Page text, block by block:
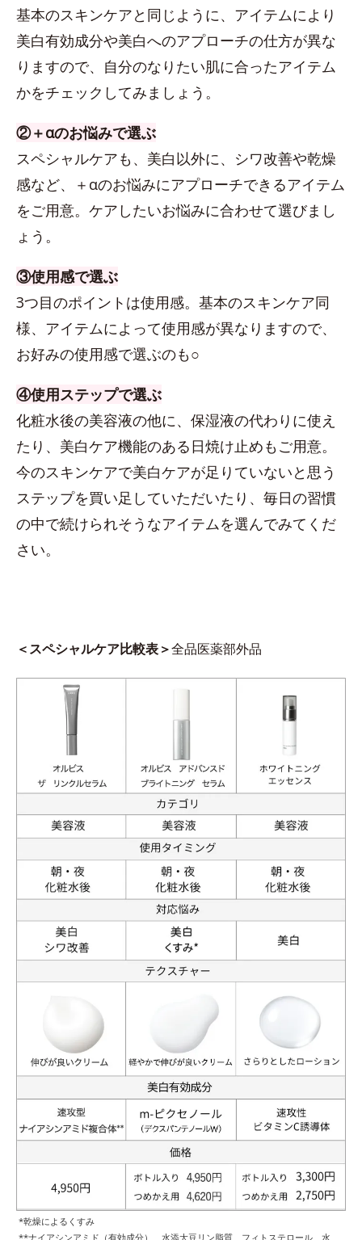
基本のスキンケアと同じように、アイテムにより
美白有効成分や美白へのアプローチの仕方が異な
りますので、自分のなりたい肌に合ったアイテム
かをチェックしてみましょう。
②＋αのお悩みで選ぶ
スペシャルケアも、美白以外に、シワ改善や乾燥
感など、＋αのお悩みにアプローチできるアイテム
をご用意。ケアしたいお悩みに合わせて選びまし
ょう。
③使用感で選ぶ
3つ目のポイントは使用感。基本のスキンケア同
様、アイテムによって使用感が異なりますので、
お好みの使用感で選ぶのも○
④使用ステップで選ぶ
化粧水後の美容液の他に、保湿液の代わりに使え
たり、美白ケア機能のある日焼け止めもご用意。
今のスキンケアで美白ケアが足りていないと思う
ステップを買い足していただいたり、毎日の習慣
の中で続けられそうなアイテムを選んでみてくだ
さい。
＜スペシャルケア比較表＞全品医薬部外品
*乾燥によるくすみ
**ナイアシンアミド（有効成分）、水添大豆リン脂質、フィトステロール、水